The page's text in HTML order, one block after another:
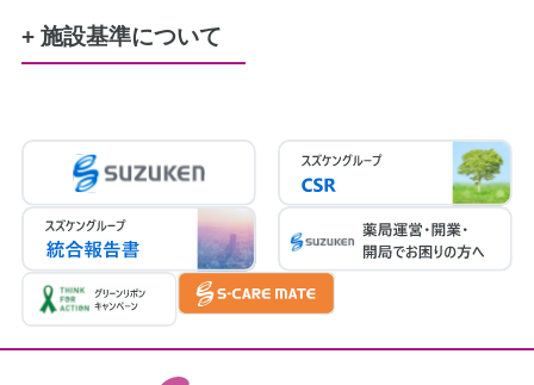
+ 施設基準について
連携強化加算（5点）
医療DX推進体制整備加算２（8点）
在宅患者訪問薬剤管理指導料
医療情報取得加算（1点）
（2026年4月30日現在）